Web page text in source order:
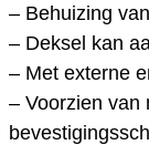
– Behuizing
– Deksel kan
– Met externe
– Voorzien van